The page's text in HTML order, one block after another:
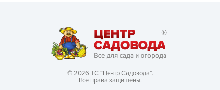
© 2026 ТС “Центр Садовода”.
Все права защищены.